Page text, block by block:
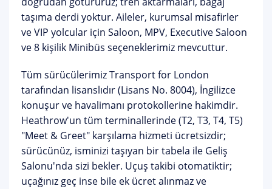
taşıma derdi yoktur. Aileler, kurumsal misafirler
ve VIP yolcular için Saloon, MPV, Executive Saloon
ve 8 kişilik Minibüs seçeneklerimiz mevcuttur.
Tüm sürücülerimizTransport for London
tarafından lisanslıdır(Lisans No. 8004), İngilizce
konuşur ve havalimanı protokollerine hakimdir.
Heathrow'un tüm terminallerinde (T2, T3, T4, T5)
"Meet & Greet" karşılama hizmeti ücretsizdir;
sürücünüz, isminizi taşıyan bir tabela ile Geliş
Salonu'nda sizi bekler. Uçuş takibi otomatiktir;
uçağınız geç inse bile ek ücret alınmaz ve